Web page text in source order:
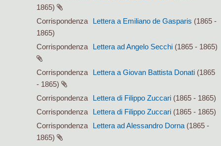
1865)
Corrispondenza
Lettera a Emiliano de Gasparis (1865 -
1865)
Corrispondenza
Lettera ad Angelo Secchi (1865 - 1865)
Corrispondenza Lettera a Giovan Battista Donati (1865
- 1865)
Corrispondenza
Lettera di Filippo Zuccari (1865 - 1865)
Corrispondenza
Lettera di Filippo Zuccari (1865 - 1865)
Corrispondenza
Lettera ad Alessandro Dorna (1865 -
1865)